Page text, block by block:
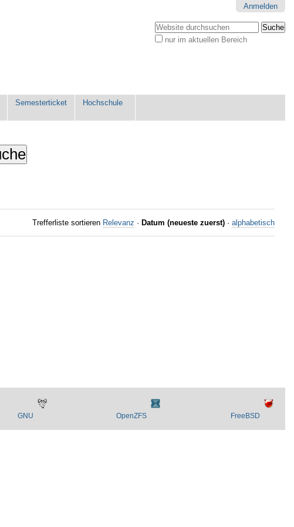
Anmelden
Website durchsuchen
nur im aktuellen Bereich
Semesterticket Hochschule
Trefferliste sortieren Relevanz · Datum (neueste zuerst) · alphabetisch
GNU OpenZFS FreeBSD